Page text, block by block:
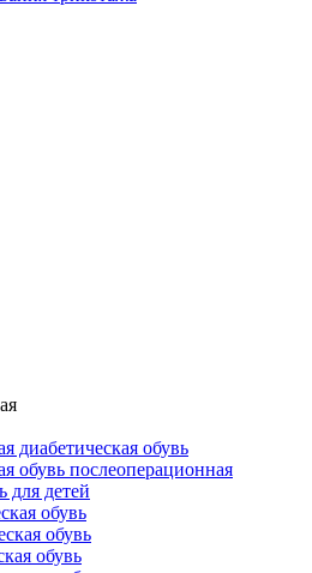
диабетическая обувь
обувь послеоперационная
для детей
обувь
обувь
обувь